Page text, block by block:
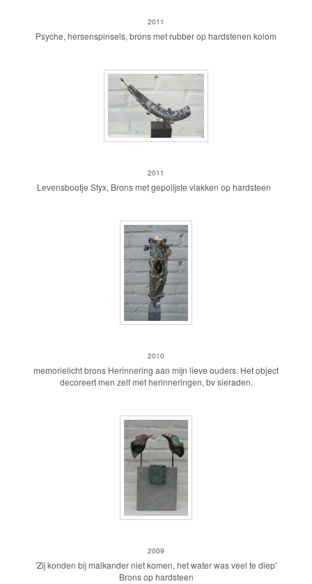
2011
Psyche, hersenspinsels, brons met rubber op hardstenen kolom
2011
Levensbootje Styx, Brons met gepolijste vlakken op hardsteen
2010
memorielicht brons Herinnering aan mijn lieve ouders. Het object
decoreert men zelf met herinneringen, bv sieraden.
2009
'Zij konden bij malkander niet komen, het water was veel te diep'
Brons op hardsteen